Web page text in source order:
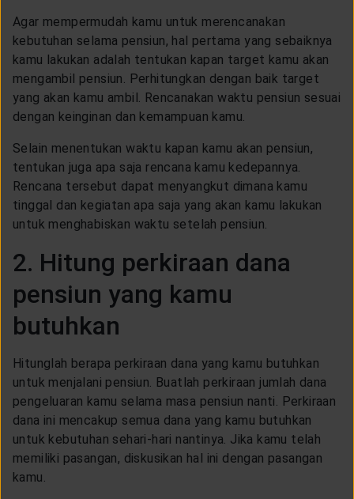
Agar mempermudah kamu untuk merencanakan
kebutuhan selama pensiun, hal pertama yang sebaiknya
kamu lakukan adalah tentukan kapan target kamu akan
mengambil pensiun. Perhitungkan dengan baik target
yang akan kamu ambil. Rencanakan waktu pensiun sesuai
dengan keinginan dan kemampuan kamu.
Selain menentukan waktu kapan kamu akan pensiun,
tentukan juga apa saja rencana kamu kedepannya.
Rencana tersebut dapat menyangkut dimana kamu
tinggal dan kegiatan apa saja yang akan kamu lakukan
untuk menghabiskan waktu setelah pensiun.
2. Hitung perkiraan dana
pensiun yang kamu
butuhkan
Hitunglah berapa perkiraan dana yang kamu butuhkan
untuk menjalani pensiun. Buatlah perkiraan jumlah dana
pengeluaran kamu selama masa pensiun nanti. Perkiraan
dana ini mencakup semua dana yang kamu butuhkan
untuk kebutuhan sehari-hari nantinya. Jika kamu telah
memiliki pasangan, diskusikan hal ini dengan pasangan
kamu.